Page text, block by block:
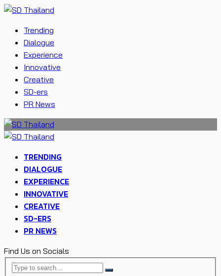
Trending
Dialogue
Experience
Innovative
Creative
SD-ers
PR News
TRENDING
DIALOGUE
EXPERIENCE
INNOVATIVE
CREATIVE
SD-ERS
PR NEWS
Find Us on Socials